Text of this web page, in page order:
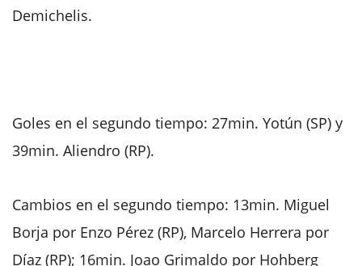
Demichelis.
Goles en el segundo tiempo: 27min. Yotún (SP) y
39min. Aliendro (RP).
Cambios en el segundo tiempo: 13min. Miguel
Borja por Enzo Pérez (RP), Marcelo Herrera por
Díaz (RP); 16min. Joao Grimaldo por Hohberg